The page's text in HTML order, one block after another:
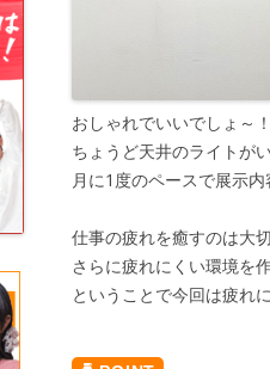
おしゃれでいいでしょ～！
ちょうど天井のライトが
月に1度のペースで展示
仕事の疲れを癒すのは大
さらに疲れにくい環境を
ということで今回は疲れ